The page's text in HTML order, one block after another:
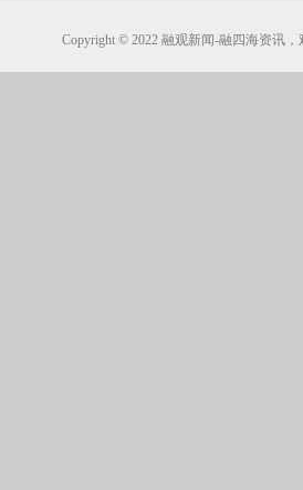
Copyright © 2022 融观新闻-融四海资讯